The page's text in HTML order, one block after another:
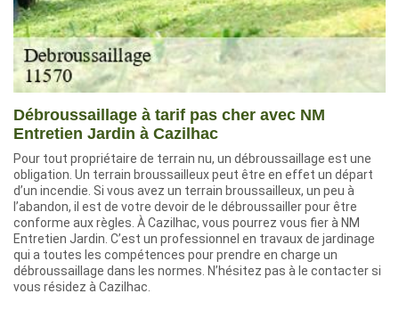
Débroussaillage à tarif pas cher avec NM
Entretien Jardin à Cazilhac
Pour tout propriétaire de terrain nu, un débroussaillage est une
obligation. Un terrain broussailleux peut être en effet un départ
d’un incendie. Si vous avez un terrain broussailleux, un peu à
l’abandon, il est de votre devoir de le débroussailler pour être
conforme aux règles. À Cazilhac, vous pourrez vous fier à NM
Entretien Jardin. C’est un professionnel en travaux de jardinage
qui a toutes les compétences pour prendre en charge un
débroussaillage dans les normes. N’hésitez pas à le contacter si
vous résidez à Cazilhac.